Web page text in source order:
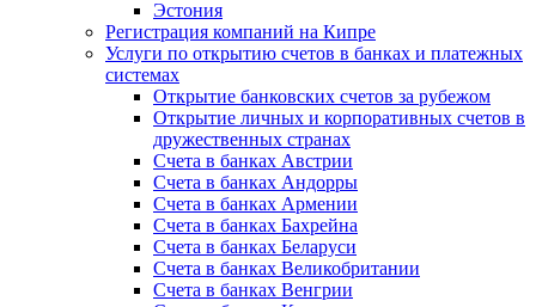
Эстония
Регистрация компаний на Кипре
Услуги по открытию счетов в банках и платежных
системах
Открытие банковских счетов за рубежом
Открытие личных и корпоративных счетов в
дружественных странах
Счета в банках Австрии
Счета в банках Андорры
Счета в банках Армении
Счета в банках Бахрейна
Счета в банках Беларуси
Счета в банках Великобритании
Счета в банках Венгрии